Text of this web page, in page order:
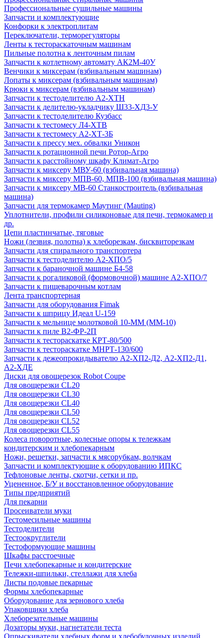
Профессиональные сушильные машины
Запчасти и комплектующие
Конфорки к электроплитам
Переключатели, терморегуляторы
Ленты к тестораскаточным машинам
Пильные полотна к ленточным пилам
Запчасти к котлетному автомату АК2М-40У
Венчики к миксерам (взбивальным машинам)
Лопаты к миксерам (взбивальным машинам)
Крюки к миксерам (взбивальным машинам)
Запчасти к тестоделителю А2-ХТН
Запчасти к делителю-укладчику Ш33-ХД3-У
Запчасти к тестоделителю Кузбасс
Запчасти к тестомесу Л4-ХТВ
Запчасти к тестомесу А2-ХТ-3Б
Запчасти к прессу мех. обвалки Уникон
Запчасти к ротационной печи Ротор-Агро
Запчасти к расстойному шкафу Климат-Агро
Запчасти к миксеру МВУ-60 (взбивальная машина)
Запчасти к миксеру МПВ-60, МПВ-100 (взбивальная машина)
Запчасти к миксеру МВ-60 Станкостроитель (взбивальная
машина)
Запчасти для термокамер Маутинг (Mauting)
Уплотнители, профили силиконовые для печи, термокамер и
др.
Цепи пластинчатые, тяговые
Ножи (лезвия, полотна) к хлеборезкам, бисквиторезкам
Запчасти для спирального транспортера
Запчасти к тестоделителю А2-ХПО/5
Запчасти к бараночной машине Б4-58
Запчасти к рогаликовой (формовочной) машине А2-ХПО/7
Запчасти к пищеварочным котлам
Лента транспортерная
Запчасти для оборудования Fimak
Запчасти к шприцу Идеал U-159
Запчасти к мельнице молотковой 10-ММ (ММ-10)
Запчасти к пиле В2-ФР-2П
Запчасти к тестораскатке КРТ-80/500
Запчасти к тестораскатке МНРТ-130/600
Запчасти к деже­опрокидывателю А2-ХП2-Д2, А2-ХП2-Д1,
А2-ХДЕ
Диски для овощерезок Robot Coupe
Для овощерезки CL20
Для овощерезки CL30
Для овощерезки CL40
Для овощерезки CL50
Для овощерезки CL52
Для овощерезки CL55
Колеса поворотные, колесные опоры к тележкам
кондитерским и хлебопекарным
Ножи, решетки, запчасти к мясорубкам, волчкам
Запчасти и комплектующие к оборудованию ИПКС
Тефлоновые ленты, скотчи, сетки и пр.
Уцененное, Б/У и восстановленное оборудование
Типы предприятий
Для пекарни
Просеиватели муки
Тестомесильные машины
Тестоделители
Тестоокруглители
Тестоформующие машины
Шкафы расстоечные
Печи хлебопекарные и кондитерские
Тележки-шпильки, стеллажи для хлеба
Листы подовые пекарные
Формы хлебопекарные
Оборудование для зернового хлеба
Упаковщики хлеба
Хлеборезательные машины
Дозаторы муки, нагнетатели теста
Опрыскиватели хлебных форм и хлебобулочных изделий